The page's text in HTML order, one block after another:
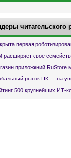
читательского
первая
расширяет свое
приложений RuStore
рынок ПК — на
500 крупнейших ИТ-